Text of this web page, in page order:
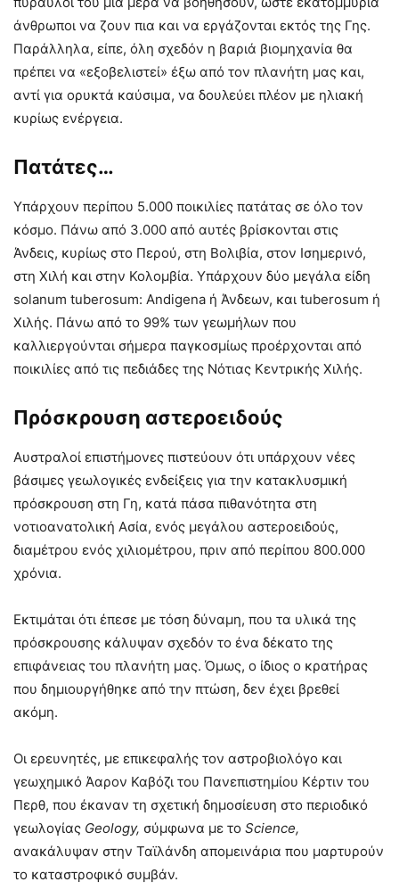
άνθρωποι να ζουν πια και να εργάζονται εκτός της Γης.
Παράλληλα, είπε, όλη σχεδόν η βαριά βιομηχανία θα
πρέπει να «εξοβελιστεί» έξω από τον πλανήτη μας και,
αντί για ορυκτά καύσιμα, να δουλεύει πλέον με ηλιακή
κυρίως ενέργεια.
Πατάτες…
Υπάρχουν περίπου 5.000 ποικιλίες πατάτας σε όλο τον
κόσμο. Πάνω από 3.000 από αυτές βρίσκονται στις
Άνδεις, κυρίως στο Περού, στη Βολιβία, στον Ισημερινό,
στη Χιλή και στην Κολομβία. Υπάρχουν δύο μεγάλα είδη
solanum tuberosum: Andigena ή Άνδεων, και tuberosum ή
Χιλής. Πάνω από το 99% των γεωμήλων που
καλλιεργούνται σήμερα παγκοσμίως προέρχονται από
ποικιλίες από τις πεδιάδες της Νότιας Κεντρικής Χιλής.
Πρόσκρουση αστεροειδούς
Αυστραλοί επιστήμονες πιστεύουν ότι υπάρχουν νέες
βάσιμες γεωλογικές ενδείξεις για την κατακλυσμική
πρόσκρουση στη Γη, κατά πάσα πιθανότητα στη
νοτιοανατολική Ασία, ενός μεγάλου αστεροειδούς,
διαμέτρου ενός χιλιομέτρου, πριν από περίπου 800.000
χρόνια.
Εκτιμάται ότι έπεσε με τόση δύναμη, που τα υλικά της
πρόσκρουσης κάλυψαν σχεδόν το ένα δέκατο της
επιφάνειας του πλανήτη μας. Όμως, ο ίδιος ο κρατήρας
που δημιουργήθηκε από την πτώση, δεν έχει βρεθεί
ακόμη.
Οι ερευνητές, με επικεφαλής τον αστροβιολόγο και
γεωχημικό Άαρον Καβόζι του Πανεπιστημίου Κέρτιν του
Περθ, που έκαναν τη σχετική δημοσίευση στο περιοδικό
γεωλογίας Geology, σύμφωνα με το Science,
ανακάλυψαν στην Ταϊλάνδη απομεινάρια που μαρτυρούν
το καταστροφικό συμβάν.